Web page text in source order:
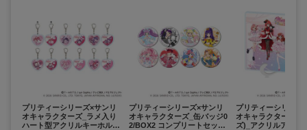
プリティーシリーズ×サンリ
オキャラクターズ_ラメ入り
ハート型アクリルキーホルダ
プリティーシリーズ×サンリ
オキャラクターズ_缶バッジ0
2/BOX2 コンプリートセット
プリティーシリーズ
オキャラクターズ
ズ)_アクリルアート